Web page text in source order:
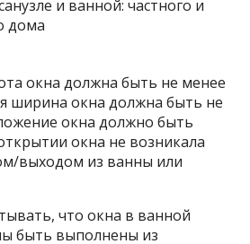
окна должна быть не менее
ширина окна должна быть не
окна должно быть
окна не возникала
выходом из ванны или
что окна в ванной
быть выполнены из